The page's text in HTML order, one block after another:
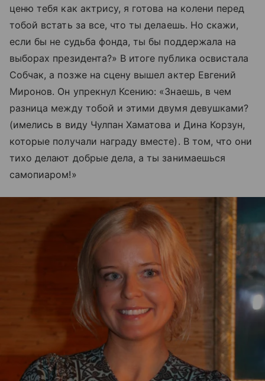
ценю тебя как актрису, я готова на колени перед
тобой встать за все, что ты делаешь. Но скажи,
если бы не судьба фонда, ты бы поддержала на
выборах президента?» В итоге публика освистала
Собчак, а позже на сцену вышел актер Евгений
Миронов. Он упрекнул Ксению: «Знаешь, в чем
разница между тобой и этими двумя девушками?
(имелись в виду Чулпан Хаматова и Дина Корзун,
которые получали награду вместе). В том, что они
тихо делают добрые дела, а ты занимаешься
самопиаром!»